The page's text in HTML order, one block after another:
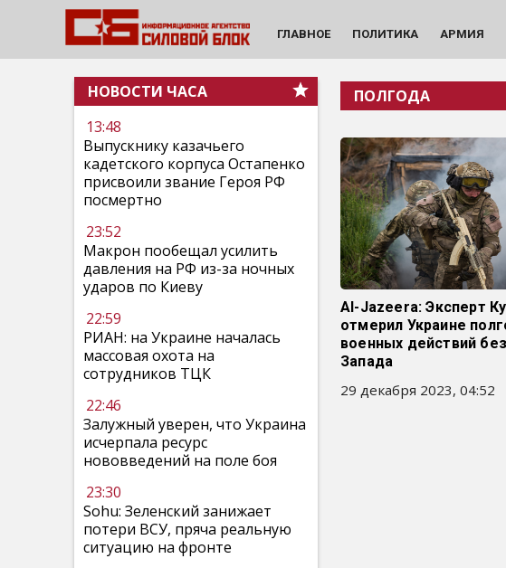
ГЛАВНОЕ ПОЛИТИКА АРМИЯ
НОВОСТИ ЧАСА
13:48
Выпускнику казачьего
кадетского корпуса Остапенко
присвоили звание Героя РФ
посмертно
23:52
Макрон пообещал усилить
давления на РФ из-за ночных
ударов по Киеву
22:59
РИАН: на Украине началась
массовая охота на
сотрудников ТЦК
22:46
Залужный уверен, что Украина
исчерпала ресурс
нововведений на поле боя
23:30
Sohu: Зеленский занижает
потери ВСУ, пряча реальную
ситуацию на фронте
ПОЛГОДА
Al-Jazeera: Эксперт
отмерил Украине
военных действий
Запада
29 декабря 2023, 04:52